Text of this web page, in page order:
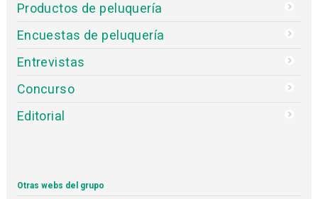
Productos de peluquería
Encuestas de peluquería
Entrevistas
Concurso
Editorial
Otras webs del grupo